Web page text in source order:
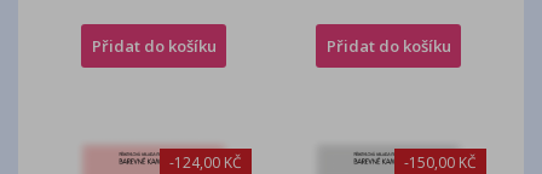
Přidat do košíku Přidat do košíku
-124,00 KČ -150,00 KČ